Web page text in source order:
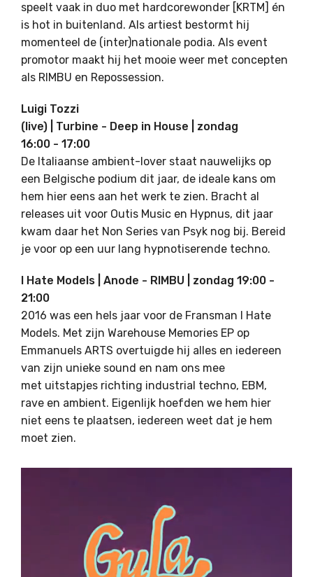
speelt vaak in duo met hardcorewonder [KRTM] én
is hot in buitenland. Als artiest bestormt hij
momenteel de (inter)nationale podia. Als event
promotor maakt hij het mooie weer met concepten
als RIMBU en Repossession.
Luigi Tozzi
(live) | Turbine - Deep in House | zondag
16:00 - 17:00
De Italiaanse ambient-lover staat nauwelijks op
een Belgische podium dit jaar, de ideale kans om
hem hier eens aan het werk te zien. Bracht al
releases uit voor Outis Music en Hypnus, dit jaar
kwam daar het Non Series van Psyk nog bij. Bereid
je voor op een uur lang hypnotiserende techno.
I Hate Models | Anode - RIMBU | zondag 19:00 -
21:00
2016 was een hels jaar voor de Fransman I Hate
Models. Met zijn Warehouse Memories EP op
Emmanuels ARTS overtuigde hij alles en iedereen
van zijn unieke sound en nam ons mee
met uitstapjes richting industrial techno, EBM,
rave en ambient. Eigenlijk hoefden we hem hier
niet eens te plaatsen, iedereen weet dat je hem
moet zien.